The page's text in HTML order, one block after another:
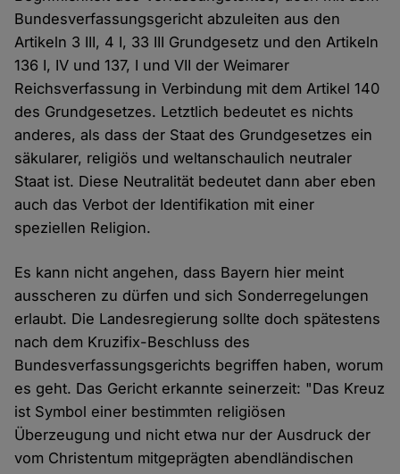
Bundesverfassungsgericht abzuleiten aus den
Artikeln 3 III, 4 I, 33 III Grundgesetz und den Artikeln
136 I, IV und 137, I und VII der Weimarer
Reichsverfassung in Verbindung mit dem Artikel 140
des Grundgesetzes. Letztlich bedeutet es nichts
anderes, als dass der Staat des Grundgesetzes ein
säkularer, religiös und weltanschaulich neutraler
Staat ist. Diese Neutralität bedeutet dann aber eben
auch das Verbot der Identifikation mit einer
speziellen Religion.
Es kann nicht angehen, dass Bayern hier meint
ausscheren zu dürfen und sich Sonderregelungen
erlaubt. Die Landesregierung sollte doch spätestens
nach dem Kruzifix-Beschluss des
Bundesverfassungsgerichts begriffen haben, worum
es geht. Das Gericht erkannte seinerzeit: "Das Kreuz
ist Symbol einer bestimmten religiösen
Überzeugung und nicht etwa nur der Ausdruck der
vom Christentum mitgeprägten abendländischen